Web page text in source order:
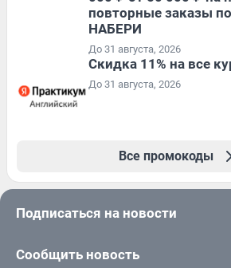
повторные заказы
НАБЕРИ
До 31 августа, 2026
Скидка 11% на все
До 31 августа, 2026
Все промокоды
Подписаться на новости
Сообщить новость